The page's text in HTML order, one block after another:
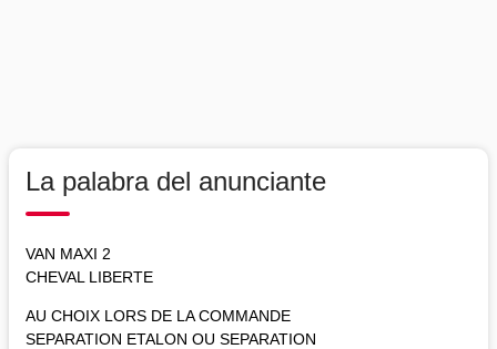
La palabra del anunciante
VAN MAXI 2
CHEVAL LIBERTE
AU CHOIX LORS DE LA COMMANDE
SEPARATION ETALON OU SEPARATION